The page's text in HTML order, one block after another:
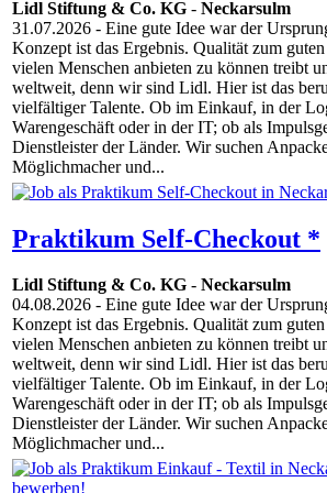
Lidl Stiftung & Co. KG - Neckarsulm
31.07.2026 - Eine gute Idee war der
Konzept ist das Ergebnis. Qualität zum
vielen Menschen anbieten zu können treibt
weltweit, denn wir sind Lidl. Hier ist das
vielfältiger Talente. Ob im Einkauf, in der
Warengeschäft oder in der IT; ob als
Dienstleister der Länder. Wir suchen
Möglichmacher und...
Praktikum Self-Checkout *
Lidl Stiftung & Co. KG - Neckarsulm
04.08.2026 - Eine gute Idee war der
Konzept ist das Ergebnis. Qualität zum
vielen Menschen anbieten zu können treibt
weltweit, denn wir sind Lidl. Hier ist das
vielfältiger Talente. Ob im Einkauf, in der
Warengeschäft oder in der IT; ob als
Dienstleister der Länder. Wir suchen
Möglichmacher und...